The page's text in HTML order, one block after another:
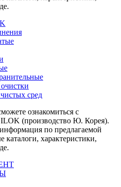
сред
ознакомиться с
(производство Ю. Корея).
по предлагаемой
характеристики,